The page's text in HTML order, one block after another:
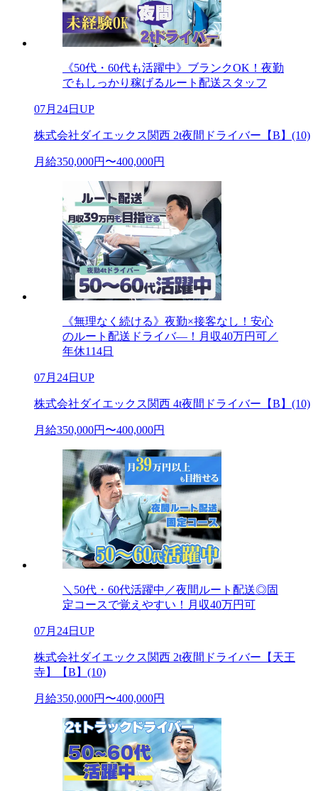
《50代・60代も活躍中》ブランクOK！夜勤
でもしっかり稼げるルート配送スタッフ
07月24日UP
株式会社ダイエックス関西 2t夜間ドライバー【B】(10)
月給350,000円〜400,000円
《無理なく続ける》夜勤×接客なし！安心
のルート配送ドライバ―！月収40万円可／
年休114日
07月24日UP
株式会社ダイエックス関西 4t夜間ドライバー【B】(10)
月給350,000円〜400,000円
＼50代・60代活躍中／夜間ルート配送◎固
定コースで覚えやすい！月収40万円可
07月24日UP
株式会社ダイエックス関西 2t夜間ドライバー【天王
寺】【B】(10)
月給350,000円〜400,000円